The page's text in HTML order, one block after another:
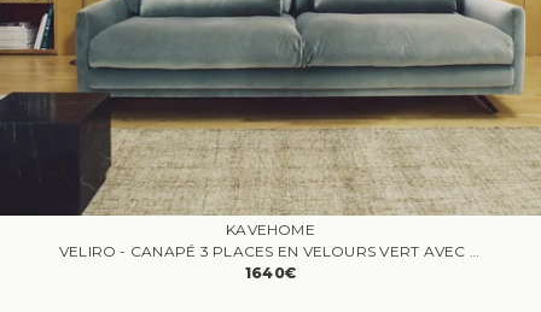
KAVEHOME
VELIRO - CANAPÉ 3 PLACES EN VELOURS VERT AVEC PIEDS EN ACIER NOIR
1640€